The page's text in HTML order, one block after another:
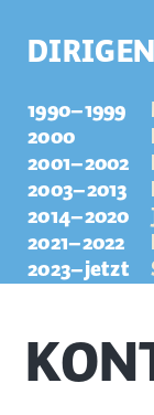
1990–1999
2000
2001–2002
2003–2013
2014–2020
2021–2022
2023–jetzt